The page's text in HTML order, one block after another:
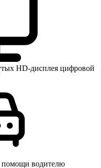
HD-дисплея цифровой
водителю